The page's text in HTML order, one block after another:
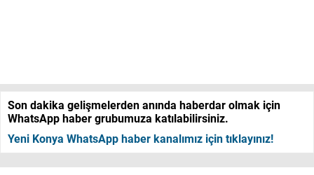
Son dakika gelişmelerden anında haberdar olmak için
WhatsApp haber grubumuza katılabilirsiniz.
Yeni Konya WhatsApp haber kanalımız için tıklayınız!